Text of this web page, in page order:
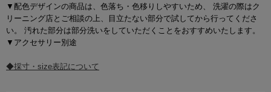
▼配色デザインの商品は、色落ち・色移りしやすいため、 洗濯の際はク
リーニング店とご相談の上、目立たない部分で試してから行ってくださ
い。 汚れた部分は部分洗いをしていただくことをおすすめいたします。
▼アクセサリー別途
◆採寸・size表記について